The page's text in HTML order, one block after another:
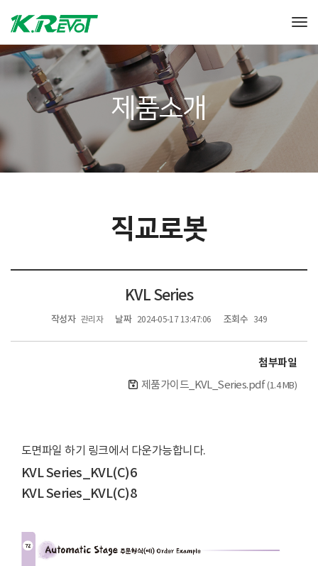
제품소개
직교로봇
KVL Series
작성자 관리자 날짜 2024-05-17 13:47:06 조회수 349
첨부파일
제품가이드_KVL_Series.pdf(1.4 MB)
도면파일 하기 링크에서 다운가능합니다.
KVL Series_KVL(C)6
KVL Series_KVL(C)8